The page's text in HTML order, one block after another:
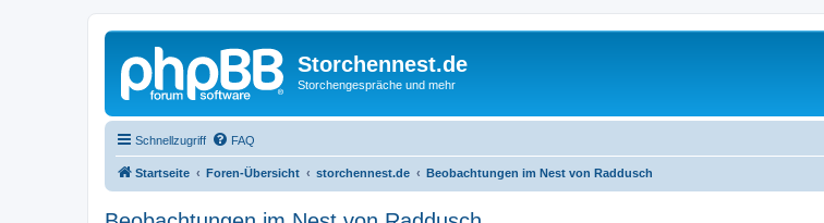
Storchennest.de
Storchengespräche und mehr
Schnellzugriff FAQ
Startseite Foren-Übersicht storchennest.de Beobachtungen im Nest von Raddusch